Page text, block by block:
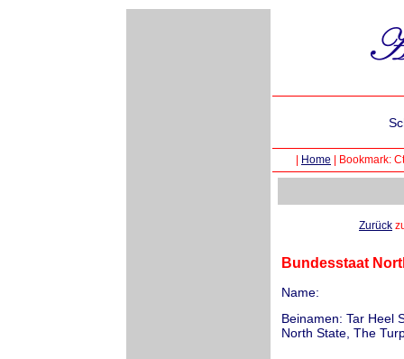
Home Bookmark:
Zurück
Bundesstaat
Name:
Beinamen: Tar Heel
North State, The